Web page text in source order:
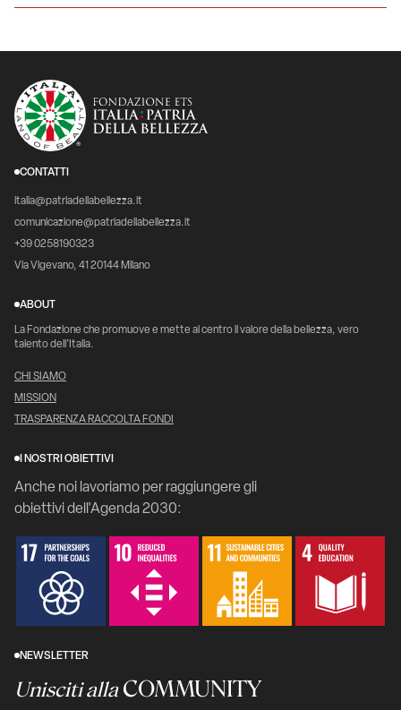
CONTATTI
italia@patriadellabellezza.it
comunicazione@patriadellabellezza.it
+39 0258190323
Via Vigevano, 41 20144 Milano
ABOUT
La Fondazione che promuove e mette al centro il valore della bellezza, vero
talento dell’Italia.
CHI SIAMO
MISSION
TRASPARENZA RACCOLTA FONDI
I NOSTRI OBIETTIVI
Anche noi lavoriamo per raggiungere gli
obiettivi dell'Agenda 2030:
NEWSLETTER
Unisciti allaCOMMUNITY